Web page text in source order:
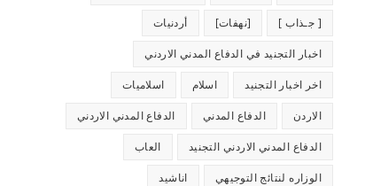
[ جـذاب ] [نهفات] أردنيات
اخبار التجنيد في الدفاع المدني الاردني
اخر اخبار التجنيد اسلام اسلاميات
الاردن الدفاع المدني الدفاع المدني الاردني
الدفاع المدني الاردني التجنيد العاب
الوزاره لنتائج التوجيهي اناشيد